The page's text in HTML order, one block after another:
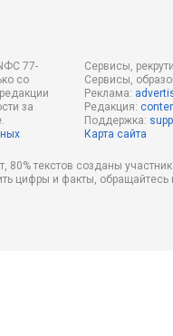
77-
со
за
Сервисы,
Сервисы,
Реклама:
Редакция:
Поддержка:
Карта сайта
80% текстов созданы
цифры и факты,